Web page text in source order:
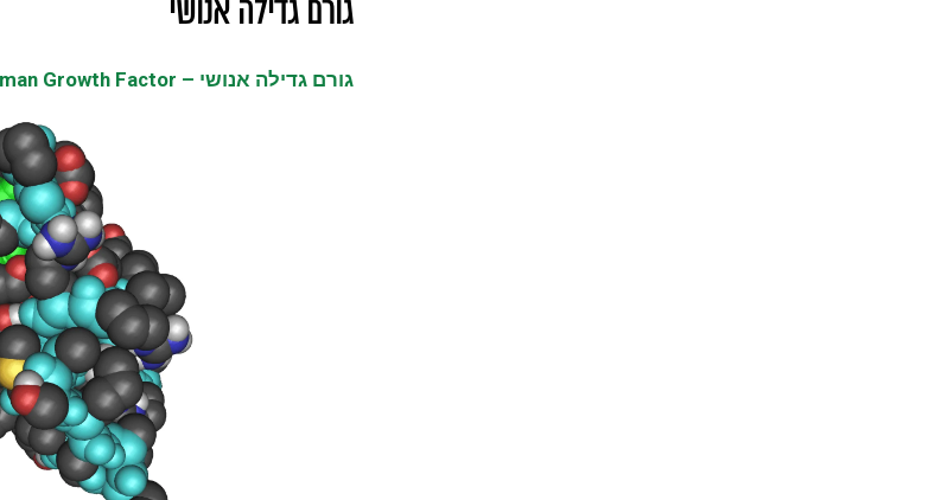
גורם גדילה אנושי
גורם גדילה אנושי – HGF – Human Growth Factor